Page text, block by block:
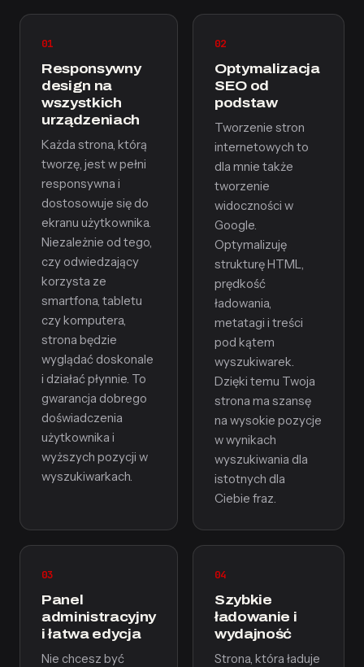
01
Responsywny
design na
wszystkich
urządzeniach
Każda strona, którą
tworzę, jest w pełni
responsywna i
dostosowuje się do
ekranu użytkownika.
Niezależnie od tego,
czy odwiedzający
korzysta ze
smartfona, tabletu
czy komputera,
strona będzie
wyglądać doskonale
i działać płynnie. To
gwarancja dobrego
doświadczenia
użytkownika i
wyższych pozycji w
wyszukiwarkach.
02
Optymalizacja
SEO od
podstaw
Tworzenie stron
internetowych to
dla mnie także
tworzenie
widoczności w
Google.
Optymalizuję
strukturę HTML,
prędkość
ładowania,
metatagi i treści
pod kątem
wyszukiwarek.
Dzięki temu Twoja
strona ma szansę
na wysokie pozycje
w wynikach
wyszukiwania dla
istotnych dla
Ciebie fraz.
03
Panel
administracyjny
i łatwa edycja
Nie chcesz być
04
Szybkie
ładowanie i
wydajność
Strona, która ładuje